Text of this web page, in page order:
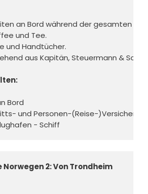
an Bord während der gesamten
und Tee.
und Handtücher.
aus Kapitän, Steuermann &
Bord
und Personen-(Reise-
- Schiff